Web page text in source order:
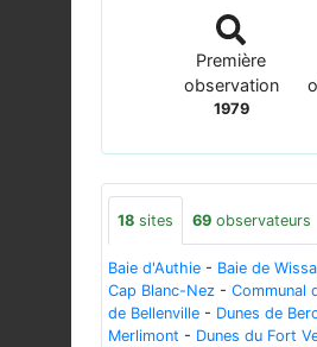
Première
observation
1979
18 sites 69 observateurs
Baie d'Authie - Baie de
Cap Blanc-Nez - Communal
de Bellenville - Dunes de
Merlimont - Dunes du Fort